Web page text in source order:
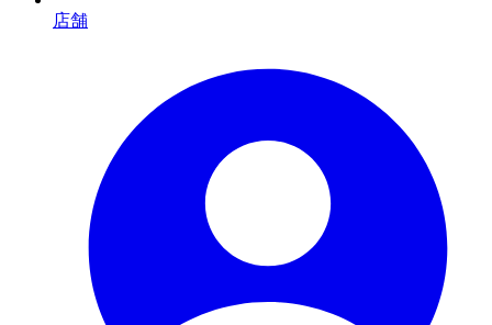
店舗